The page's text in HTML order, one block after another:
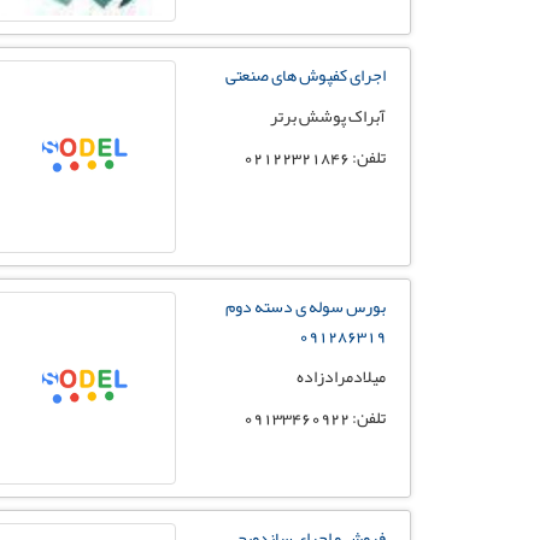
اجرای کفپوش های صنعتی
آبراک پوشش برتر
تلفن: 02122321846
بورس سوله ی دسته دوم
091286319
میلادمرادزاده
تلفن: 09133460922